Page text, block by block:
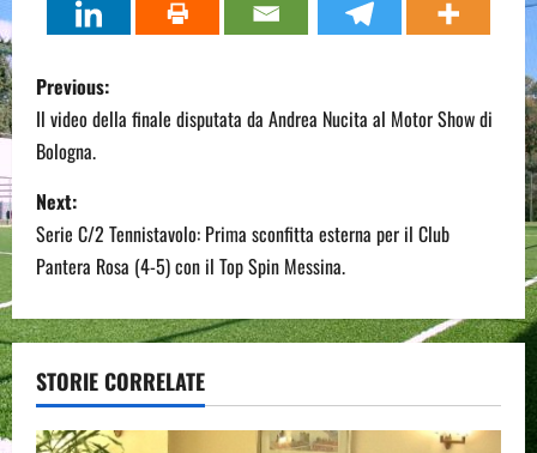
P
o
s
t
n
a
v
i
Previous:
Il video della finale disputata da Andrea Nucita al Motor Show di
Bologna.
Next:
Serie C/2 Tennistavolo: Prima sconfitta esterna per il Club
Pantera Rosa (4-5) con il Top Spin Messina.
STORIE CORRELATE